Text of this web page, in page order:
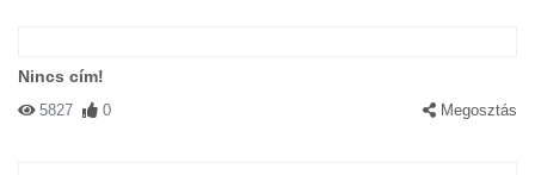
Nincs cím!
5827 0 Megosztás